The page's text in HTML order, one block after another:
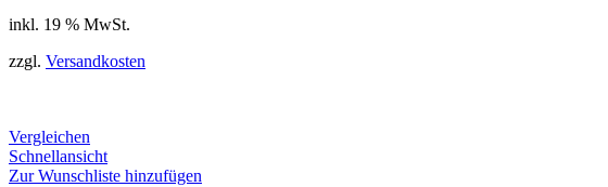
inkl. 19 % MwSt.
zzgl. Versandkosten
Vergleichen
Schnellansicht
Zur Wunschliste hinzufügen